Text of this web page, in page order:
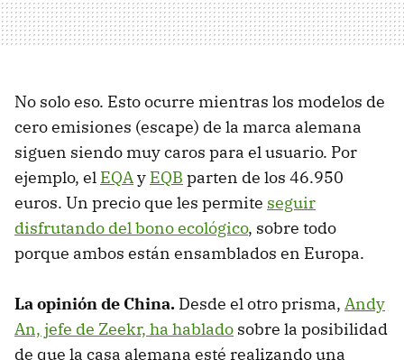
No solo eso. Esto ocurre mientras los modelos de
cero emisiones (escape) de la marca alemana
siguen siendo muy caros para el usuario. Por
ejemplo, el EQAy EQB parten de los 46.950
euros. Un precio que les permite seguir
disfrutando del bono ecológico, sobre todo
porque ambos están ensamblados en Europa.
La opinión de China. Desde el otro prisma, Andy
An, jefe de Zeekr, ha hablado sobre la posibilidad
de que la casa alemana esté realizando una